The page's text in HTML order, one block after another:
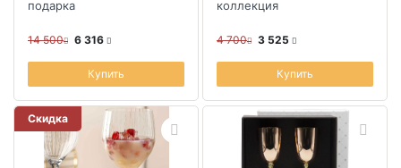
подарка
14 500 6 316
Купить
коллекция
4 700 3 525
Купить
Скидка